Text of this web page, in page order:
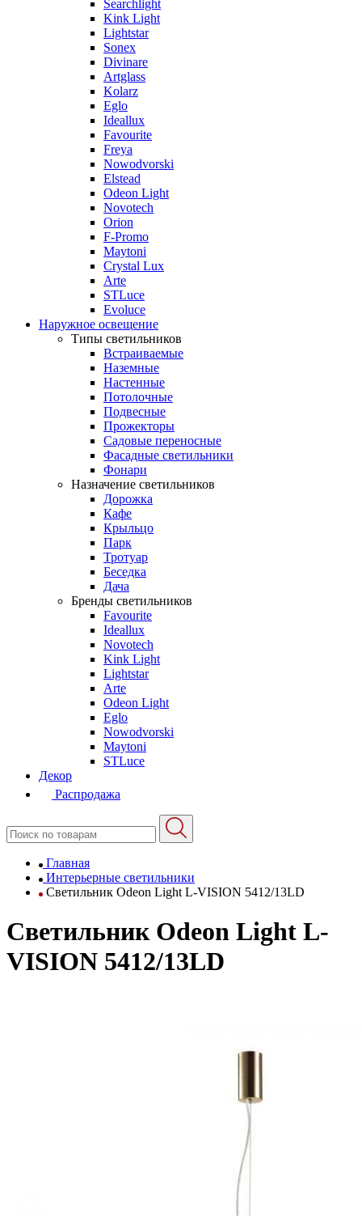
Searchlight
Kink Light
Lightstar
Sonex
Divinare
Artglass
Kolarz
Eglo
Ideallux
Favourite
Freya
Nowodvorski
Elstead
Odeon Light
Novotech
Orion
F-Promo
Maytoni
Crystal Lux
Arte
STLuce
Evoluce
Наружное освещение
Типы светильников
Встраиваемые
Наземные
Настенные
Потолочные
Подвесные
Прожекторы
Садовые переносные
Фасадные светильники
Фонари
Назначение светильников
Дорожка
Кафе
Крыльцо
Парк
Тротуар
Беседка
Дача
Бренды светильников
Favourite
Ideallux
Novotech
Kink Light
Lightstar
Arte
Odeon Light
Eglo
Nowodvorski
Maytoni
STLuce
Декор
Распродажа
Главная
Интерьерные светильники
Светильник Odeon Light L-VISION 5412/13LD
Светильник Odeon Light L-
VISION 5412/13LD